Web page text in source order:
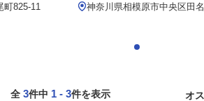
町825-11
神奈川県相模原市中央区田名
全 3件中 1 - 3件を表示